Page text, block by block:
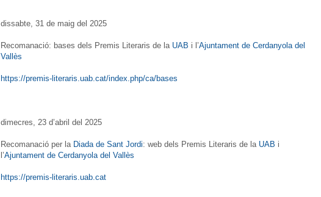
dissabte, 31 de maig del 2025
Recomanació: bases dels Premis Literaris de la UAB i l’Ajuntament de Cerdanyola del
Vallès
https://premis-literaris.uab.cat/index.php/ca/bases
dimecres, 23 d’abril del 2025
Recomanació per la Diada de Sant Jordi: web dels Premis Literaris de la UAB i
l’Ajuntament de Cerdanyola del Vallès
https://premis-literaris.uab.cat